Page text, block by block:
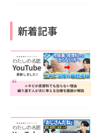
新着記事